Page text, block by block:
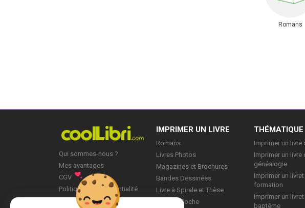
Romans
Qui sommes-nous ?
Mes avantages
CGV
Politique de Confidentialité
IMPRIMER UN LIVRE
Romans
Livres Photos
Magazines et Brochures
Bandes Dessinées
Livre à Spirale et Thèse
Livre de Poche
THÉMATIQUE
Imprimer un livre
Imprimer un livre
généalogie
Imprimer un
formation
Imprimer un
baptême